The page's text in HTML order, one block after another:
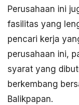
Perusahaan ini
fasilitas yang
pencari kerja
perusahaan ini,
syarat yang
berkembang
Balikpapan.